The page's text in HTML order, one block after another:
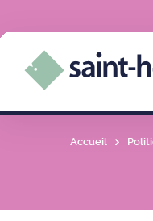
Accueil